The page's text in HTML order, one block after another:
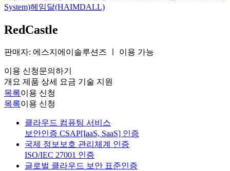
System)헤임달(HAIMDALL)
RedCastle
판매자: 에스지에이솔루션즈 이용 가능
이용 신청문의하기
개요 제품 상세 요금 기술 지원
목록이용 신청
목록이용 신청
클라우드 컴퓨팅 서비스
보안인증 CSAP[IaaS, SaaS] 인증
국제 정보보호 관리체계 인증
ISO/IEC 27001 인증
글로벌 클라우드 보안 표준인증